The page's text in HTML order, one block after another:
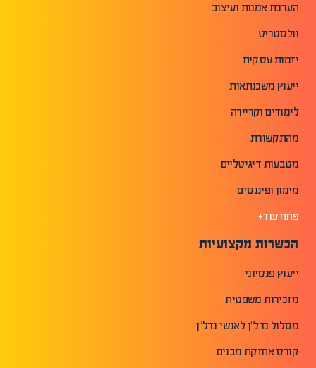
הערכת אמנות ועיצוב
וולסטריט
יזמות עסקית
ייעוץ משכנתאות
לימודים וקריירה
מהתקשורת
מטבעות דיגיטליים
מימון ופיננסים
פתח עוד+
הכשרות מקצועיות
ייעוץ פנסיוני
מזכירות משפטית
מסלול נדל"ן לאנשי נדל"ן
קורס אחזקת מבנים